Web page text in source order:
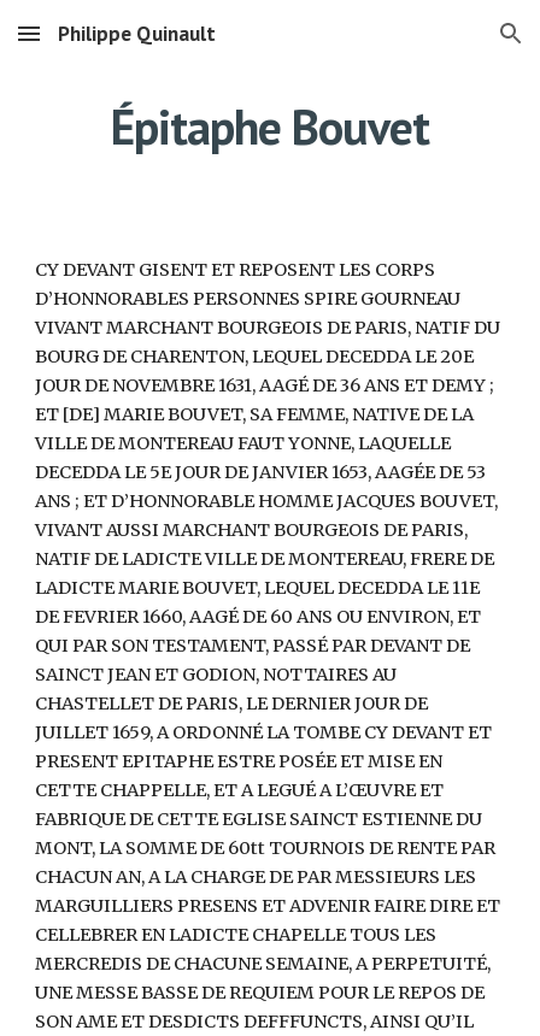
Skip to main content Skip to navigation
Philippe Quinault
Épitaphe Bouvet
CY DEVANT GISENT ET REPOSENT LES CORPS
D’HONNORABLES PERSONNES SPIRE GOURNEAU
VIVANT MARCHANT BOURGEOIS DE PARIS, NATIF DU
BOURG DE CHARENTON, LEQUEL DECEDDA LE 20E
JOUR DE NOVEMBRE 1631, AAGÉ DE 36 ANS ET DEMY ;
ET [DE] MARIE BOUVET, SA FEMME, NATIVE DE LA
VILLE DE MONTEREAU FAUT YONNE, LAQUELLE
DECEDDA LE 5E JOUR DE JANVIER 1653, AAGÉE DE 53
ANS ; ET D’HONNORABLE HOMME JACQUES BOUVET,
VIVANT AUSSI MARCHANT BOURGEOIS DE PARIS,
NATIF DE LADICTE VILLE DE MONTEREAU, FRERE DE
LADICTE MARIE BOUVET, LEQUEL DECEDDA LE 11E
DE FEVRIER 1660, AAGÉ DE 60 ANS OU ENVIRON, ET
QUI PAR SON TESTAMENT, PASSÉ PAR DEVANT DE
SAINCT JEAN ET GODION, NOTTAIRES AU
CHASTELLET DE PARIS, LE DERNIER JOUR DE
JUILLET 1659, A ORDONNÉ LA TOMBE CY DEVANT ET
PRESENT EPITAPHE ESTRE POSÉE ET MISE EN
CETTE CHAPPELLE, ET A LEGUÉ A L’ŒUVRE ET
FABRIQUE DE CETTE EGLISE SAINCT ESTIENNE DU
MONT, LA SOMME DE 60tt TOURNOIS DE RENTE PAR
CHACUN AN, A LA CHARGE DE PAR MESSIEURS LES
MARGUILLIERS PRESENS ET ADVENIR FAIRE DIRE ET
CELLEBRER EN LADICTE CHAPELLE TOUS LES
MERCREDIS DE CHACUNE SEMAINE, A PERPETUITÉ,
UNE MESSE BASSE DE REQUIEM POUR LE REPOS DE
SON AME ET DESDICTS DEFFFUNCTS, AINSI QU’IL